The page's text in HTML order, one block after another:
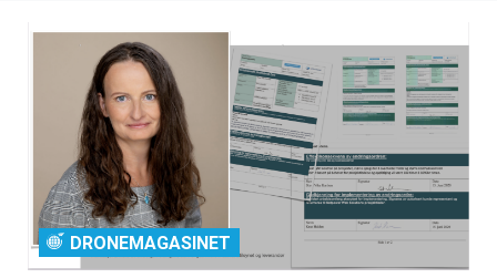
DRONEMAGASINET